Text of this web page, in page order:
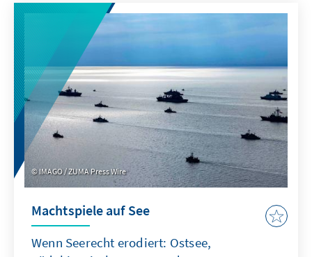
oder die Spezifikation. Für Europa geht es
deshalb nicht darum, ChatGPT mit
Verzögerung nachzubauen. Vielmehr gilt es
eigene Modelle zu entwickeln oder
außereuropäische so anzupassen, dass sie als
Produkte besser zu den institutionalisierten
Strukturen passen.
IMAGO / ZUMA Press Wire
Machtspiele auf See
Wenn Seerecht erodiert: Ostsee,